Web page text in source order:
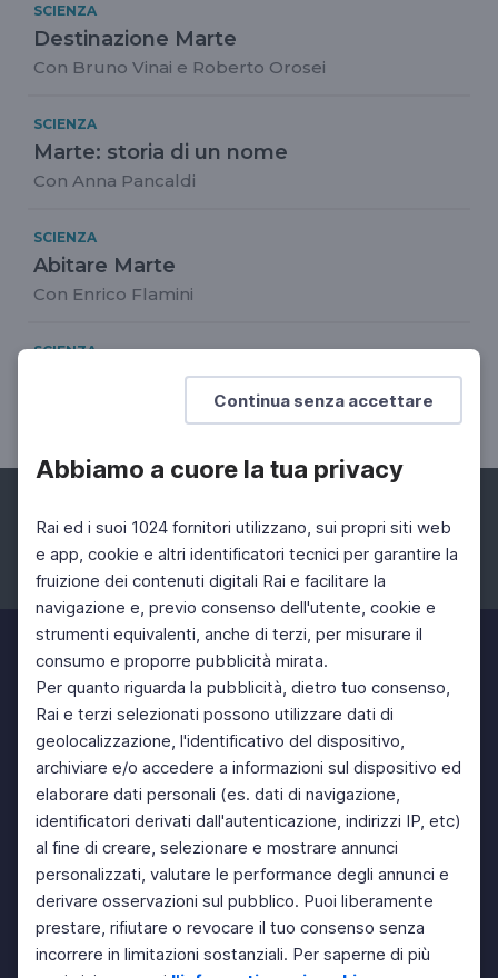
Continua senza accettare
Abbiamo a cuore la tua privacy
Rai ed i suoi 1024 fornitori utilizzano, sui propri siti web
e app, cookie e altri identificatori tecnici per garantire la
fruizione dei contenuti digitali Rai e facilitare la
navigazione e, previo consenso dell'utente, cookie e
strumenti equivalenti, anche di terzi, per misurare il
consumo e proporre pubblicità mirata.
Per quanto riguarda la pubblicità, dietro tuo consenso,
Rai e terzi selezionati possono utilizzare dati di
geolocalizzazione, l'identificativo del dispositivo,
archiviare e/o accedere a informazioni sul dispositivo ed
elaborare dati personali (es. dati di navigazione,
identificatori derivati dall'autenticazione, indirizzi IP, etc)
al fine di creare, selezionare e mostrare annunci
personalizzati, valutare le performance degli annunci e
derivare osservazioni sul pubblico. Puoi liberamente
prestare, rifiutare o revocare il tuo consenso senza
incorrere in limitazioni sostanziali. Per saperne di più
SCIENZA
Destinazione Marte
Con Bruno Vinai e Roberto Orosei
SCIENZA
Marte: storia di un nome
Con Anna Pancaldi
SCIENZA
Abitare Marte
Con Enrico Flamini
SCIENZA
Facebook Instagram Twitter